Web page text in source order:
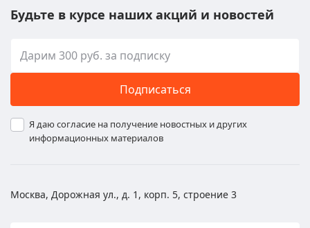
Будьте в курсе наших акций и новостей
Подписаться
Я даю согласие на получение новостных и других
информационных материалов
Москва, Дорожная ул., д. 1, корп. 5, строение 3